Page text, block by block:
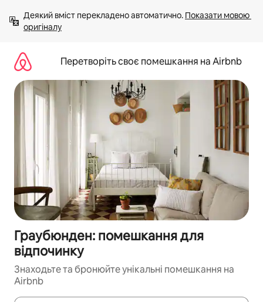
вмісту
Деякий вміст перекладено автоматично. Показати мовою
оригіналу
Перетворіть своє помешкання на Airbnb
Граубюнден: помешкання для
відпочинку
Знаходьте та бронюйте унікальні помешкання на
Airbnb